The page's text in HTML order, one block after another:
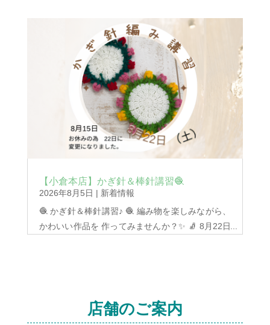
す！ ➀トートバッグのワークショップ 日時 8/21
㈮ 10：30～12：30 定員 ２名 ※要予約 講習
料５００円税込 材料費別です ご予約の際にお好
きな生地とキルト生地、 テープをご購入いただき
ます ➁エチケットポーチと コードホルダーのワー
クショップ 日時 8/23(日) 10：30～12：30 定
員 3名 ※要予約...
【小倉本店】かぎ針＆棒針講習🧶
2026年8月5日 | 新着情報
🧶 かぎ針＆棒針講習♪ 🧶 編み物を楽しみながら、
かわいい作品を 作ってみませんか？✨ 🧦 8月22日
ご予約・お問い合わせは店舗まで📞 ※8月15日
（金）の講習はお休みとなり、...
店舗のご案内